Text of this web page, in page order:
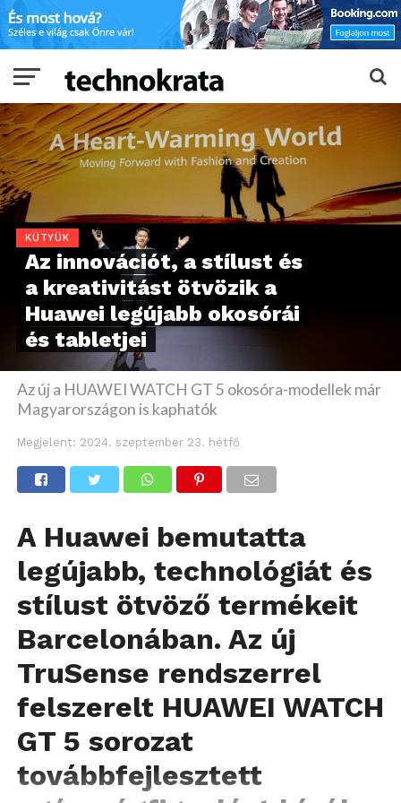
KÜTYÜK
Az innovációt, a stílust és
a kreativitást ötvözik a
Huawei legújabb okosórái
és tabletjei
Az új a HUAWEI WATCH GT 5 okosóra-modellek már
Magyarországon is kaphatók
Megjelent: 2024. szeptember 23. hétfő
A Huawei bemutatta
legújabb, technológiát és
stílust ötvöző termékeit
Barcelonában. Az új
TruSense rendszerrel
felszerelt HUAWEI WATCH
GT 5 sorozat
továbbfejlesztett